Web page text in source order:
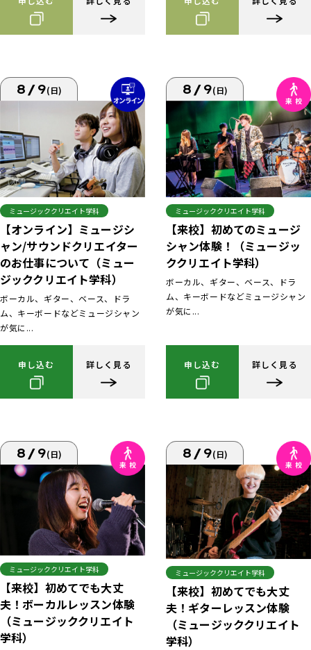
8/9(日)
ミュージッククリエイト学科
【オンライン】ミュージシ
ャン/サウンドクリエイター
のお仕事について（ミュー
ジッククリエイト学科）
ボーカル、ギター、ベース、ドラ
ム、キーボードなどミュージシャン
が気に...
申し込む 詳しく見る
8/9(日)
ミュージッククリエイト学科
【来校】初めてのミュージ
シャン体験！（ミュージッ
ククリエイト学科）
ボーカル、ギター、ベース、ドラ
ム、キーボードなどミュージシャン
が気に...
申し込む 詳しく見る
8/9(日)
ミュージッククリエイト学科
【来校】初めてでも大丈
夫！ボーカルレッスン体験
（ミュージッククリエイト
学科）
8/9(日)
ミュージッククリエイト学科
【来校】初めてでも大丈
夫！ギターレッスン体験
（ミュージッククリエイト
学科）